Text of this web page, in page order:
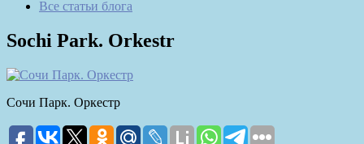
Все статьи блога
Sochi Park. Orkestr
Сочи Парк. Оркестр